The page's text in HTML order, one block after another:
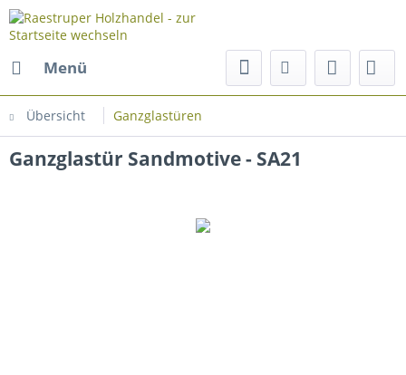
Menü
Übersicht Ganzglastüren
Ganzglastür Sandmotive - SA21